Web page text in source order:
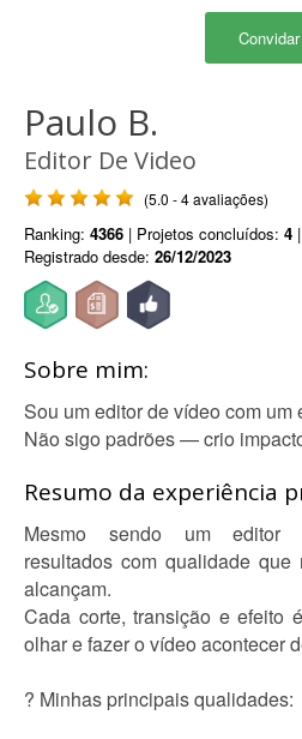
Convidar
Paulo B.
Editor De Video
(5.0 - 4 avaliações)
Ranking: 4366 | Projetos concluídos: 4
Registrado desde: 26/12/2023
Sobre mim:
Sou um editor de vídeo com um
Não sigo padrões — crio
Resumo da experiência
Mesmo sendo um editor
resultados com qualidade que
alcançam.
Cada corte, transição e efeito
olhar e fazer o vídeo acontecer
? Minhas principais qualidades: